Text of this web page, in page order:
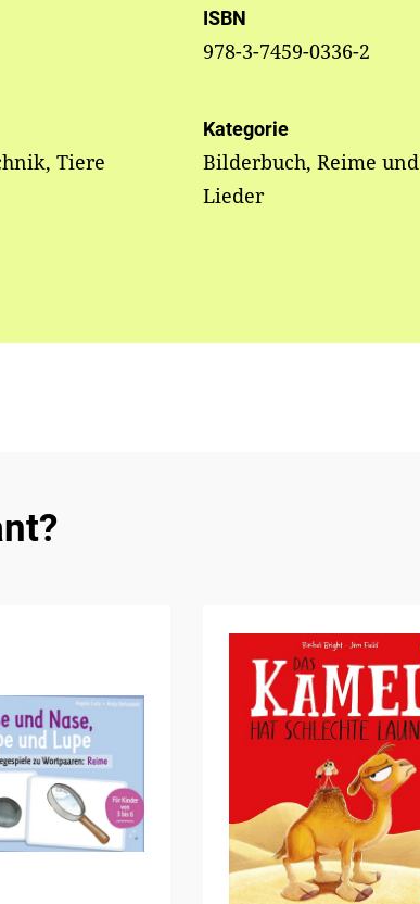
ISBN
978-3-7459-0336-2
Tiere
Kategorie
Bilderbuch, Reime und
Lieder